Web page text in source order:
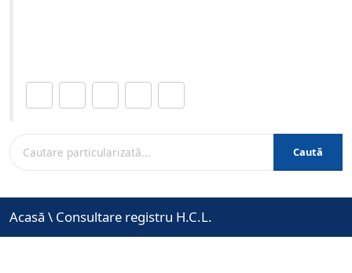
Caută
Acasă \ Consultare registru H.C.L.